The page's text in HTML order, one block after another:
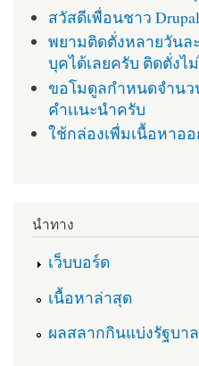
สวัสดีเพื่อนชาว
พยามติดตั่งหลายวันละ
บุคได้เลยครับ ติดตั่งไ
ขอโมดูลกำหนดจำนว
คำเเนะนำครับ
ใช้กล่องเพื่มเนื้อหาอ
นำทาง
เว็บบอร์ด
เนื้อหาล่าสุด
ผลสลากกินแบ่งรัฐบาล